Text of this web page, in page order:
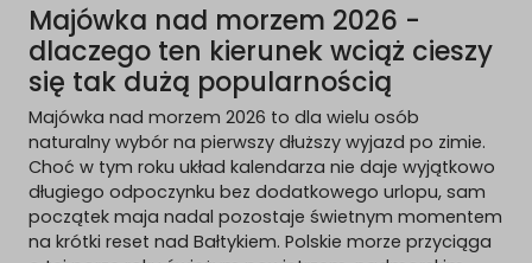
Majówka nad morzem 2026 -
dlaczego ten kierunek wciąż cieszy
się tak dużą popularnością
Majówka nad morzem 2026 to dla wielu osób
naturalny wybór na pierwszy dłuższy wyjazd po zimie.
Choć w tym roku układ kalendarza nie daje wyjątkowo
długiego odpoczynku bez dodatkowego urlopu, sam
początek maja nadal pozostaje świetnym momentem
na krótki reset nad Bałtykiem. Polskie morze przyciąga